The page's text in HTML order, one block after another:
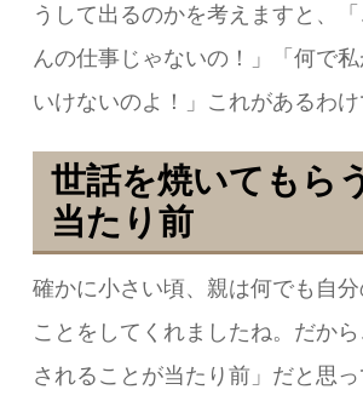
うして出るのかを考えますと、
んの仕事じゃないの！」「何で
いけないのよ！」これがあるわけ
世話を焼いてもら
当たり前
確かに小さい頃、親は何でも自
ことをしてくれましたね。だか
されることが当たり前」だと思っ